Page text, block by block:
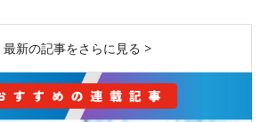
最新の記事をさらに見る >